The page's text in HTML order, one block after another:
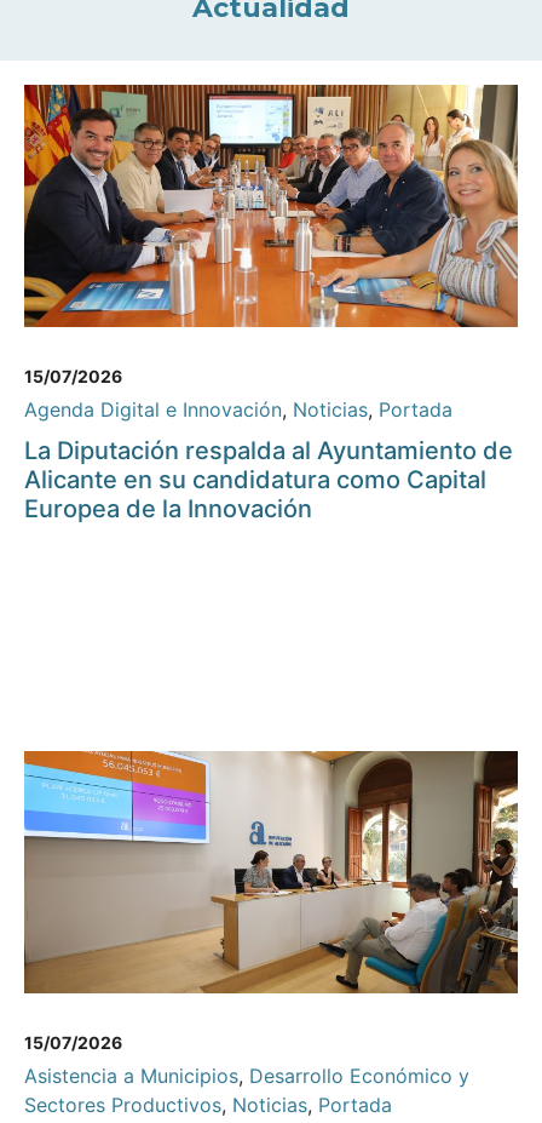
Actualidad
15/07/2026
Agenda Digital e Innovación, Noticias, Portada
La Diputación respalda al Ayuntamiento de
Alicante en su candidatura como Capital
Europea de la Innovación
15/07/2026
Asistencia a Municipios, Desarrollo Económico y
Sectores Productivos, Noticias, Portada